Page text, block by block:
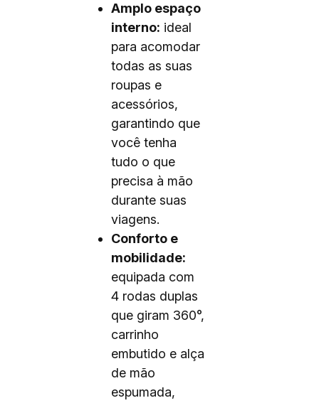
Amplo espaço
interno: ideal
para acomodar
todas as suas
roupas e
acessórios,
garantindo que
você tenha
tudo o que
precisa à mão
durante suas
viagens.
Conforto e
mobilidade:
equipada com
4 rodas duplas
que giram 360°,
carrinho
embutido e alça
de mão
espumada,